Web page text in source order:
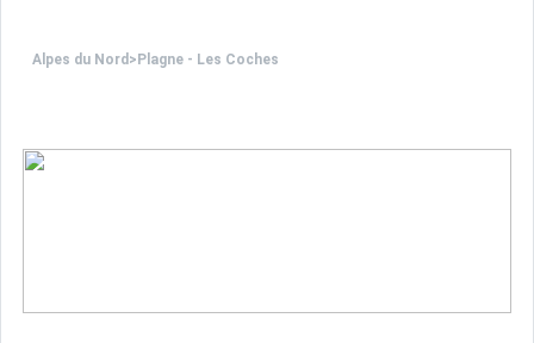
Alpes du Nord > Plagne - Les Coches